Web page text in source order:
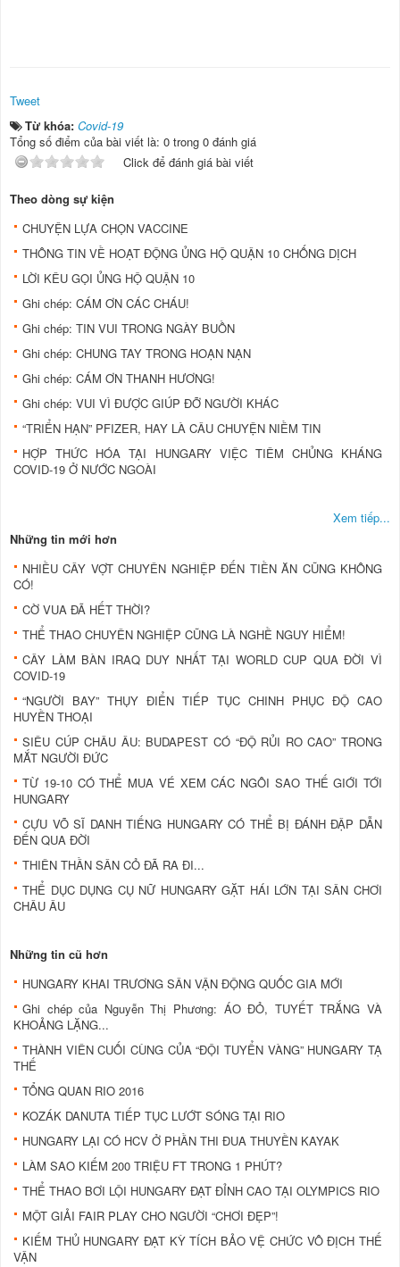
Tweet
Từ khóa: Covid-19
Tổng số điểm của bài viết là: 0 trong 0 đánh giá
Click để đánh giá bài viết
Theo dòng sự kiện
CHUYỆN LỰA CHỌN VACCINE
THÔNG TIN VỀ HOẠT ĐỘNG ỦNG HỘ QUẬN 10 CHỐNG DỊCH
LỜI KÊU GỌI ỦNG HỘ QUẬN 10
Ghi chép: CÁM ƠN CÁC CHÁU!
Ghi chép: TIN VUI TRONG NGÀY BUỒN
Ghi chép: CHUNG TAY TRONG HOẠN NẠN
Ghi chép: CÁM ƠN THANH HƯƠNG!
Ghi chép: VUI VÌ ĐƯỢC GIÚP ĐỠ NGƯỜI KHÁC
“TRIỂN HẠN” PFIZER, HAY LÀ CÂU CHUYỆN NIỀM TIN
HỢP THỨC HÓA TẠI HUNGARY VIỆC TIÊM CHỦNG KHÁNG
COVID-19 Ở NƯỚC NGOÀI
Xem tiếp...
Những tin mới hơn
NHIỀU CÂY VỢT CHUYÊN NGHIỆP ĐẾN TIỀN ĂN CŨNG KHÔNG
CÓ!
CỜ VUA ĐÃ HẾT THỜI?
THỂ THAO CHUYÊN NGHIỆP CŨNG LÀ NGHỀ NGUY HIỂM!
CÂY LÀM BÀN IRAQ DUY NHẤT TẠI WORLD CUP QUA ĐỜI VÌ
COVID-19
“NGƯỜI BAY” THỤY ĐIỂN TIẾP TỤC CHINH PHỤC ĐỘ CAO
HUYỀN THOẠI
SIÊU CÚP CHÂU ÂU: BUDAPEST CÓ “ĐỘ RỦI RO CAO” TRONG
MẮT NGƯỜI ĐỨC
TỪ 19-10 CÓ THỂ MUA VÉ XEM CÁC NGÔI SAO THẾ GIỚI TỚI
HUNGARY
CỰU VÕ SĨ DANH TIẾNG HUNGARY CÓ THỂ BỊ ĐÁNH ĐẬP DẪN
ĐẾN QUA ĐỜI
THIÊN THẦN SÂN CỎ ĐÃ RA ĐI...
THỂ DỤC DỤNG CỤ NỮ HUNGARY GẶT HÁI LỚN TẠI SÂN CHƠI
CHÂU ÂU
Những tin cũ hơn
HUNGARY KHAI TRƯƠNG SÂN VẬN ĐỘNG QUỐC GIA MỚI
Ghi chép của Nguyễn Thị Phương: ÁO ĐỎ, TUYẾT TRẮNG VÀ
KHOẢNG LẶNG...
THÀNH VIÊN CUỐI CÙNG CỦA “ĐỘI TUYỂN VÀNG” HUNGARY TẠ
THẾ
TỔNG QUAN RIO 2016
KOZÁK DANUTA TIẾP TỤC LƯỚT SÓNG TẠI RIO
HUNGARY LẠI CÓ HCV Ở PHẦN THI ĐUA THUYỀN KAYAK
LÀM SAO KIẾM 200 TRIỆU FT TRONG 1 PHÚT?
THỂ THAO BƠI LỘI HUNGARY ĐẠT ĐỈNH CAO TẠI OLYMPICS RIO
MỘT GIẢI FAIR PLAY CHO NGƯỜI “CHƠI ĐẸP”!
KIẾM THỦ HUNGARY ĐẠT KỲ TÍCH BẢO VỆ CHỨC VÔ ĐỊCH THẾ
VẬN